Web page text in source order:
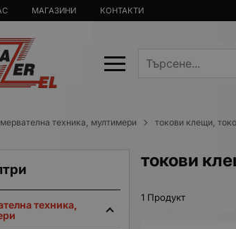
МАГАЗИНИ КОНТАКТИ
техника, мултимери токови клещи,
токови
1 Продукт
техника,